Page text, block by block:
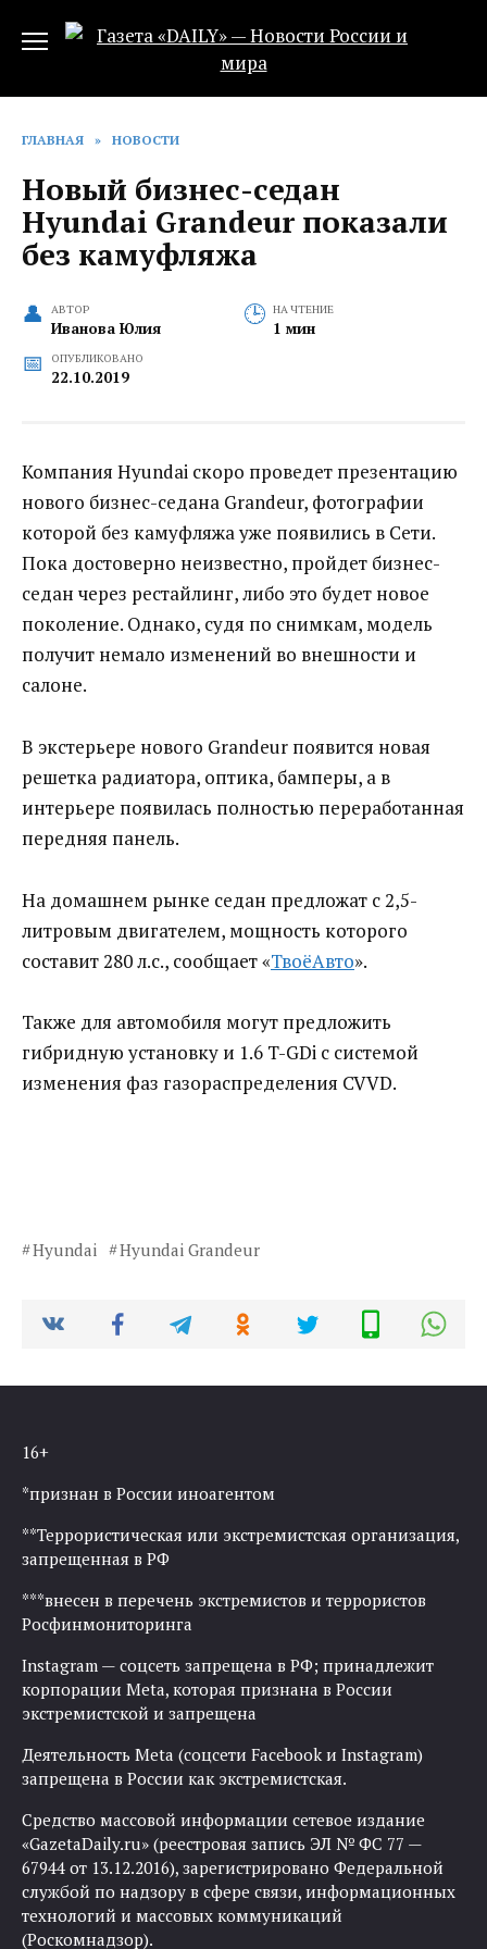
ГЛАВНАЯ » НОВОСТИ
Новый бизнес-седан
Hyundai Grandeur показали
без камуфляжа
АВТОР
Иванова Юлия
НА ЧТЕНИЕ
1 мин
ОПУБЛИКОВАНО
22.10.2019
Компания Hyundai скоро проведет презентацию
нового бизнес-седана Grandeur, фотографии
которой без камуфляжа уже появились в Сети.
Пока достоверно неизвестно, пройдет бизнес-
седан через рестайлинг, либо это будет новое
поколение. Однако, судя по снимкам, модель
получит немало изменений во внешности и
салоне.
В экстерьере нового Grandeur появится новая
решетка радиатора, оптика, бамперы, а в
интерьере появилась полностью переработанная
передняя панель.
На домашнем рынке седан предложат с 2,5-
литровым двигателем, мощность которого
составит 280 л.с., сообщает «ТвоёАвто».
Также для автомобиля могут предложить
гибридную установку и 1.6 T-GDi с системой
изменения фаз газораспределения CVVD.
Hyundai Hyundai Grandeur
16+
*признан в России иноагентом
**Террористическая или экстремистская организация,
запрещенная в РФ
***внесен в перечень экстремистов и террористов
Росфинмониторинга
Instagram — соцсеть запрещена в РФ; принадлежит
корпорации Meta, которая признана в России
экстремистской и запрещена
Деятельность Meta (соцсети Facebook и Instagram)
запрещена в России как экстремистская.
Средство массовой информации сетевое издание
«GazetaDaily.ru» (реестровая запись ЭЛ № ФС 77 —
67944 от 13.12.2016), зарегистрировано Федеральной
службой по надзору в сфере связи, информационных
технологий и массовых коммуникаций
(Роскомнадзор).